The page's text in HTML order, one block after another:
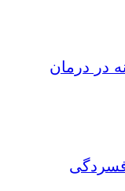
در درمان